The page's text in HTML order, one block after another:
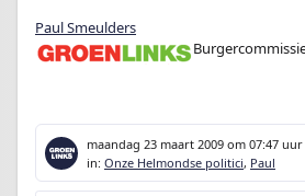
Paul Smeulders
maandag 23 maart 2009 om 07:47 uur
in: Onze Helmondse politici, Paul